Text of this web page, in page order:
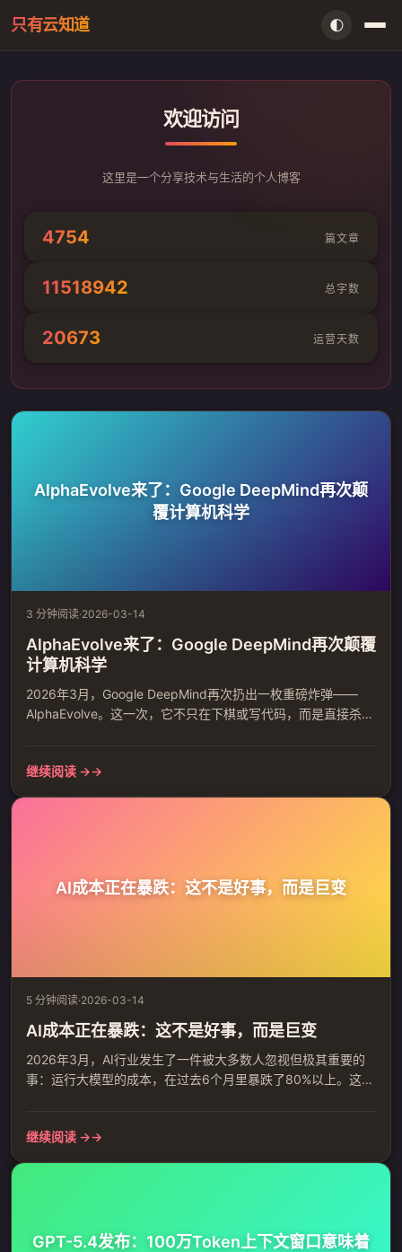
只有云知道 🌓
欢迎访问
这里是一个分享技术与生活的个人博客
4754 篇文章
11518942 总字数
20673 运营天数
AlphaEvolve来了：Google DeepMind再次颠
覆计算机科学
3 分钟阅读·2026-03-14
AlphaEvolve来了：Google DeepMind再次颠覆
计算机科学
2026年3月，Google DeepMind再次扔出一枚重磅炸弹——
AlphaEvolve。这一次，它不只在下棋或写代码，而是直接杀入
突破。事实证明了他们的判断。AlphaEvolve强在哪？简单说，
继续阅读 →
AI成本正在暴跌：这不是好事，而是巨变
5 分钟阅读·2026-03-14
AI成本正在暴跌：这不是好事，而是巨变
2026年3月，AI行业发生了一件被大多数人忽视但极其重要的
事：运行大模型的成本，在过去6个月里暴跌了80%以上。这意
实是大事，但它们掩盖了一个更根本的趋势：AI正在从"奢侈
继续阅读 →
GPT-5.4发布：100万Token上下文窗口意味着